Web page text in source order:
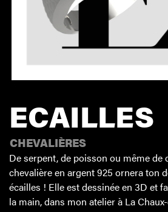
ECAILLES
CHEVALIÈRES
De serpent, de poisson ou même de
chevalière en argent 925 ornera ton
écailles ! Elle est dessinée en 3D et
la main, dans mon atelier à La